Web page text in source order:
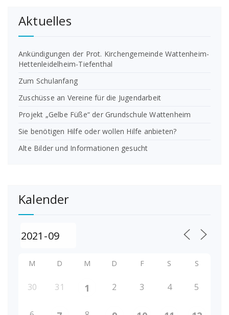
Aktuelles
Ankündigungen der Prot. Kirchengemeinde Wattenheim-
Hettenleidelheim-Tiefenthal
Zum Schulanfang
Zuschüsse an Vereine für die Jugendarbeit
Projekt „Gelbe Füße“ der Grundschule Wattenheim
Sie benötigen Hilfe oder wollen Hilfe anbieten?
Alte Bilder und Informationen gesucht
Kalender
M D M D F S S
30 31 1 2 3 4 5